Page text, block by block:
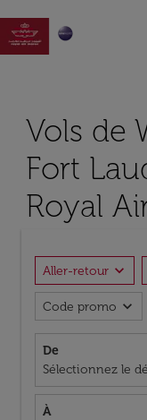

Vols de
Fort
Royal
Aller-retour expand_more
Code promo expand_more
De
Sélectionnez le
À